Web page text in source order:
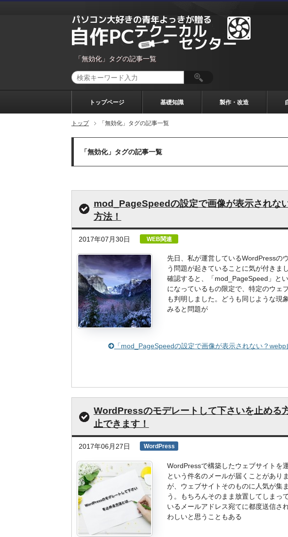
「無効化」タグの記事一覧
トップページ 基礎知識 製作・改造
トップ 「無効化」タグの記事一覧
「無効化」タグの記事一覧
mod_PageSpeedの設定で画像が表示されな
方法！
2017年07月30日 WEB関連
先日、私が運営しているWordPressの
う問題が起きていることに気が付きま
確認すると、「mod_PageSpeed」と
になっているもの限定で、特定のウェ
も判明しました。どうも同じような現
みると問題が
「mod_PageSpeedの設定で画像が表示されない？
WordPressのモデレートして下さいを止める
止できます！
2017年06月27日 WordPress
WordPressで構築したウェブサイトを
という件名のメールが届くことがあり
が、ウェブサイトそのものに人気が集
う。もちろんそのまま放置してしまっ
いるメールアドレス宛てに都度送信さ
わしいと思うこともある